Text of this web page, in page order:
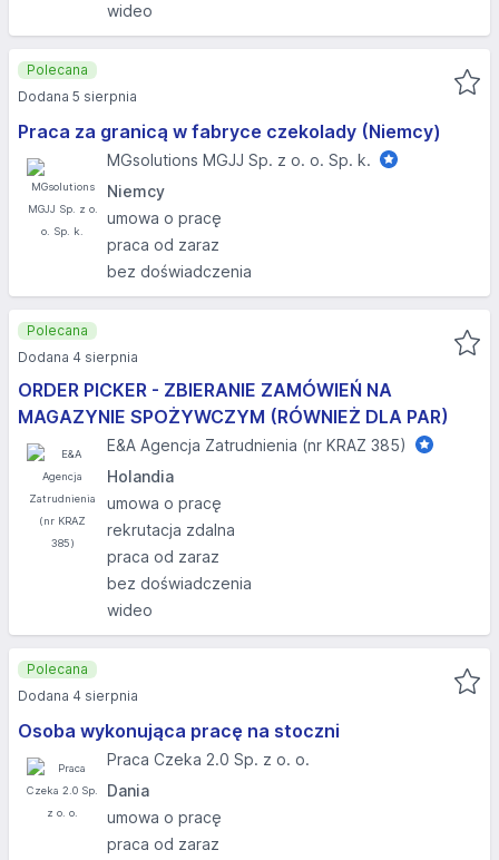
wideo
Praca za granicą w fabryce czekolady (Niemcy)
MGsolutions MGJJ Sp. z o. o. Sp. k.
Niemcy
umowa o pracę
praca od zaraz
bez doświadczenia
Polecana
Dodana 5 sierpnia
ORDER PICKER - ZBIERANIE ZAMÓWIEŃ NA
MAGAZYNIE SPOŻYWCZYM (RÓWNIEŻ DLA PAR)
E&A Agencja Zatrudnienia (nr KRAZ 385)
Holandia
umowa o pracę
rekrutacja zdalna
praca od zaraz
bez doświadczenia
wideo
Polecana
Dodana 4 sierpnia
Osoba wykonująca pracę na stoczni
Praca Czeka 2.0 Sp. z o. o.
Dania
umowa o pracę
praca od zaraz
Polecana
Dodana 4 sierpnia